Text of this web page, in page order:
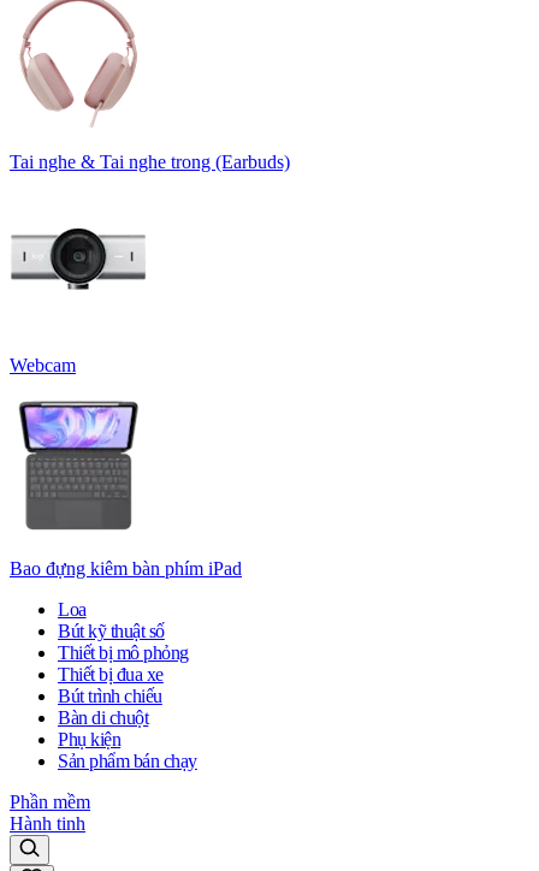
Tai nghe & Tai nghe trong (Earbuds)
Webcam
Bao đựng kiêm bàn phím iPad
Loa
Bút kỹ thuật số
Thiết bị mô phỏng
Thiết bị đua xe
Bút trình chiếu
Bàn di chuột
Phụ kiện
Sản phẩm bán chạy
Phần mềm
Hành tinh